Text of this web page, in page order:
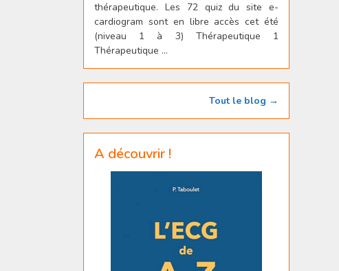
thérapeutique. Les 72 quiz du site e-
cardiogram sont en libre accès cet été
(niveau 1 à 3) Thérapeutique 1
Thérapeutique ...
Tout le blog →
A découvrir !